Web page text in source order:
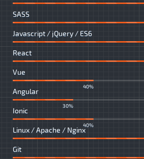
SASS
Javascript / jQuery / ES6
React
Vue
40%
Angular
30%
Ionic
40%
Linux / Apache / Nginx
Git